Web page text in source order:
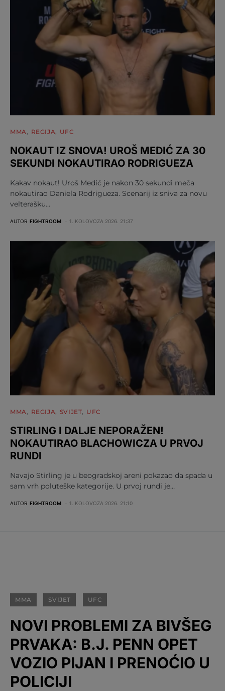
MMA REGIJA UFC
NOKAUT IZ SNOVA! UROŠ MEDIĆ ZA 30
SEKUNDI NOKAUTIRAO RODRIGUEZA
Kakav nokaut! Uroš Medić je nakon 30 sekundi meča
nokautirao Daniela Rodrigueza. Scenarij iz sniva za novu
velterašku…
AUTOR FIGHTROOM 1. KOLOVOZA 2026. 21:37
MMA REGIJA SVIJET UFC
STIRLING I DALJE NEPORAŽEN!
NOKAUTIRAO BLACHOWICZA U PRVOJ
RUNDI
Navajo Stirling je u beogradskoj areni pokazao da spada u
sam vrh poluteške kategorije. U prvoj rundi je…
AUTOR FIGHTROOM 1. KOLOVOZA 2026. 21:10
MMA SVIJET UFC
NOVI PROBLEMI ZA BIVŠEG
PRVAKA: B.J. PENN OPET
VOZIO PIJAN I PRENOĆIO U
POLICIJI